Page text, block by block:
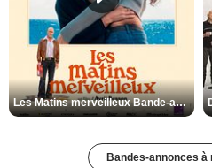
Les Matins merveilleux Bande-annonce VF
Bandes-annonces à